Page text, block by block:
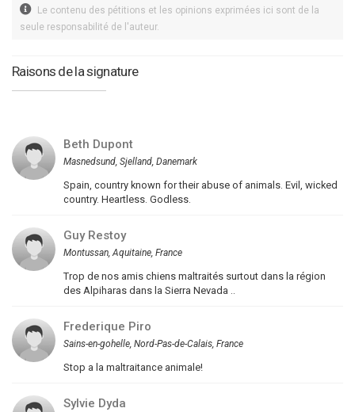
Le contenu des pétitions et les opinions exprimées ici sont de la
seule responsabilité de l'auteur.
Raisons de la signature
Beth Dupont
Masnedsund, Sjelland, Danemark
Spain, country known for their abuse of animals. Evil, wicked
country. Heartless. Godless.
Guy Restoy
Montussan, Aquitaine, France
Trop de nos amis chiens maltraités surtout dans la région
des Alpiharas dans la Sierra Nevada ..
Frederique Piro
Sains-en-gohelle, Nord-Pas-de-Calais, France
Stop a la maltraitance animale!
Sylvie Dyda